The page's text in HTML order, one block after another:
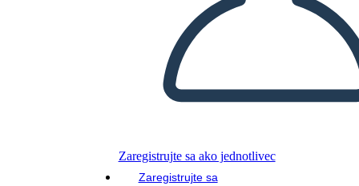
Zaregistrujte sa ako jednotlivec
Zaregistrujte sa